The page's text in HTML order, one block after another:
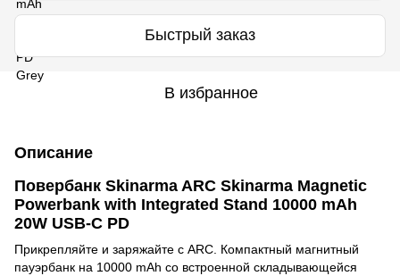
Быстрый заказ
В избранное
Описание
Повербанк Skinarma ARC Skinarma Magnetic
Powerbank with Integrated Stand 10000 mAh
20W USB-C PD
Прикрепляйте и заряжайте с ARC. Компактный магнитный
пауэрбанк на 10000 mAh со встроенной складывающейся